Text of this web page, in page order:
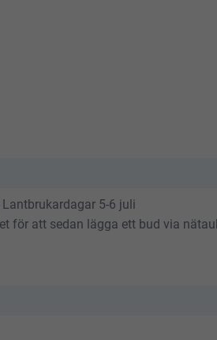
5-6 juli
för att sedan lägga ett bud via